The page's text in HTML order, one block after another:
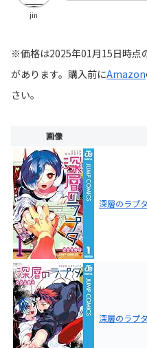
jin
※価格は2025年01月15日時点
があります。購入前にAmazon
さい。
画像
深層のラプ
深層のラプ